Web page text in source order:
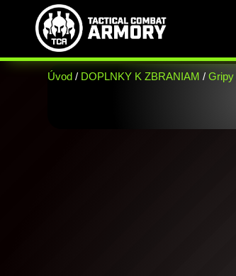
Úvod / DOPLNKY K ZBRANIAM /Gripy